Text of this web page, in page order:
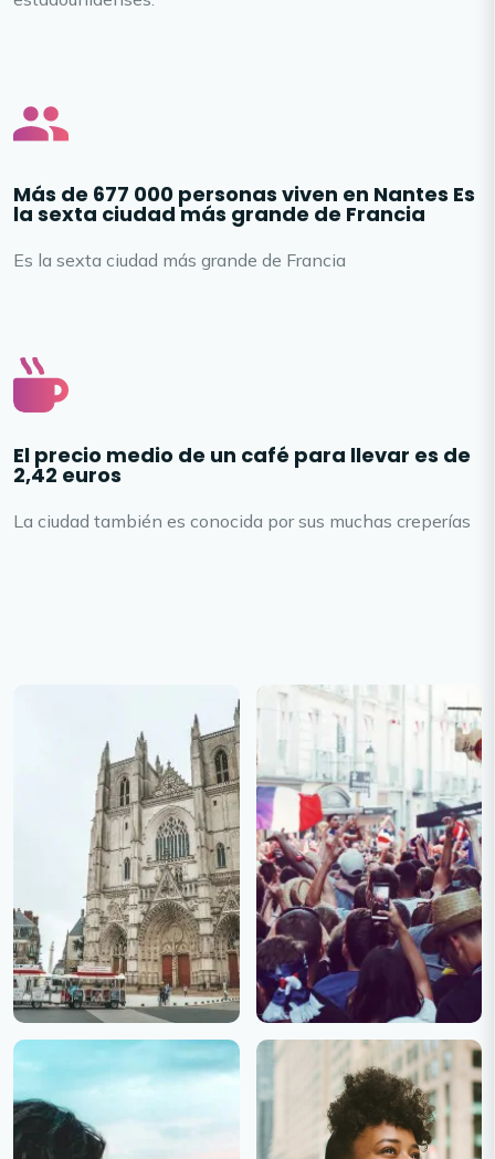
Más de 677 000 personas viven en Nantes Es
la sexta ciudad más grande de Francia
Es la sexta ciudad más grande de Francia
El precio medio de un café para llevar es de
2,42 euros
La ciudad también es conocida por sus muchas creperías